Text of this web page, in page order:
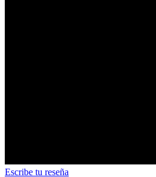
Escribe tu reseña